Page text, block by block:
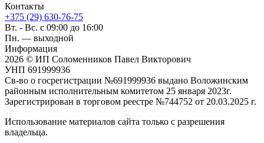
Контакты
+375 (29) 630-76-75
Вт. - Вс. с 09:00 до 16:00
Пн. — выходной
Информация
2026 © ИП Соломенников Павел Викторович
УНП 691999936
Св-во о госрегистрации №691999936 выдано Воложинским
районным исполнительным комитетом 25 января 2023г.
Зарегистрирован в торговом реестре №744752 от 20.03.2025 г.
Использование материалов сайта только с разрешения
владельца.